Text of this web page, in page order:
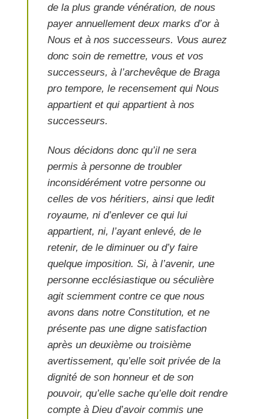
de la plus grande vénération, de nous
payer annuellement deux marks d’or à
Nous et à nos successeurs. Vous aurez
donc soin de remettre, vous et vos
successeurs, à l’archevêque de Braga
pro tempore, le recensement qui Nous
appartient et qui appartient à nos
successeurs.
Nous décidons donc qu’il ne sera
permis à personne de troubler
inconsidérément votre personne ou
celles de vos héritiers, ainsi que ledit
royaume, ni d’enlever ce qui lui
appartient, ni, l’ayant enlevé, de le
retenir, de le diminuer ou d’y faire
quelque imposition. Si, à l’avenir, une
personne ecclésiastique ou séculière
agit sciemment contre ce que nous
avons dans notre Constitution, et ne
présente pas une digne satisfaction
après un deuxième ou troisième
avertissement, qu’elle soit privée de la
dignité de son honneur et de son
pouvoir, qu’elle sache qu’elle doit rendre
compte à Dieu d’avoir commis une